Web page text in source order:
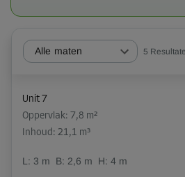
Alle maten 5
Unit 7
Oppervlak: 7,8 m²
Inhoud: 21,1 m³
L: 3 m B: 2,6 m H: 4 m